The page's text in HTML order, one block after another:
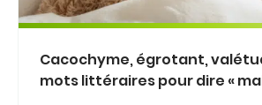
Cacochyme, égrotant,
mots littéraires pour dire «